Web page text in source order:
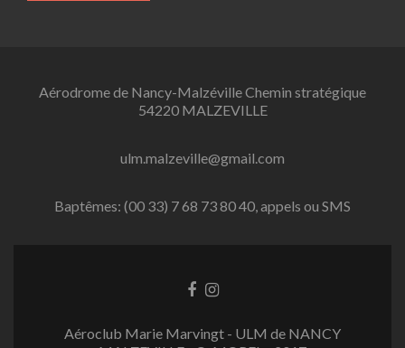
Aérodrome de Nancy-Malzéville Chemin stratégique
54220 MALZEVILLE
ulm.malzeville@gmail.com
Baptêmes: (00 33) 7 68 73 80 40, appels ou SMS
L
n
L
n
Aéroclub Marie Marvingt - ULM de NANCY